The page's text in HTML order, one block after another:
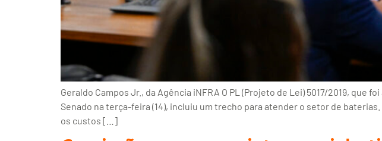
Geraldo Campos Jr., da Agência iNFRA O PL (Projeto de Lei) 5017/2019,
Senado na terça-feira (14), incluiu um trecho para atender o setor de
os custos […]